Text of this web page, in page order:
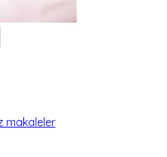
makaleler